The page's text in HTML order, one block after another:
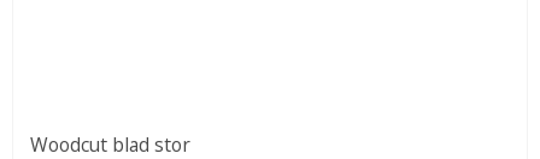
Woodcut blad stor